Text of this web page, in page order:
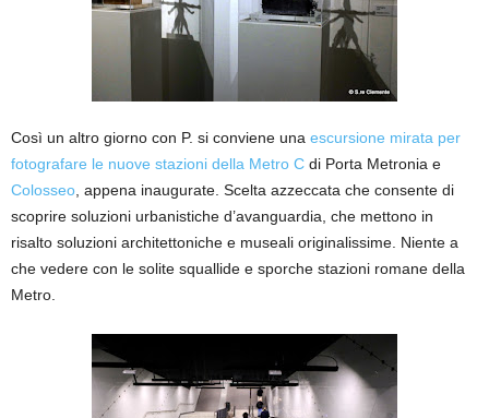
Così un altro giorno con P. si conviene una escursione mirata per
fotografare le nuove stazioni della Metro C di Porta Metronia e
Colosseo , appena inaugurate. Scelta azzeccata che consente di
scoprire soluzioni urbanistiche d’avanguardia, che mettono in
risalto soluzioni architettoniche e museali originalissime. Niente a
che vedere con le solite squallide e sporche stazioni romane della
Metro.